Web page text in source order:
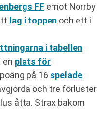
FF emot Norrby
lag i toppen och ett i
i tabellen
en plats för
på 16 spelade
och tre förluster
åtta. Strax bakom